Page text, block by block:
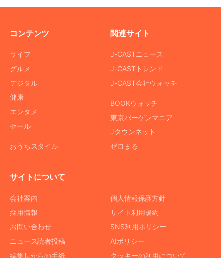
コンテンツ
ライフ
グルメ
デジタル
健康
エンタメ
セール
おうちスタイル
関連サイト
J-CASTニュース
J-CASTトレンド
J-CAST会社ウォッチ
BOOKウォッチ
東京バーゲンマニア
Jタウンネット
ゼロまる
サイトについて
会社案内
採用情報
お問い合わせ
ニュース読者投稿
編集長からの手紙
個人情報保護方針
サイト利用規約
SNS利用ポリシー
AIポリシー
クッキーの利用について